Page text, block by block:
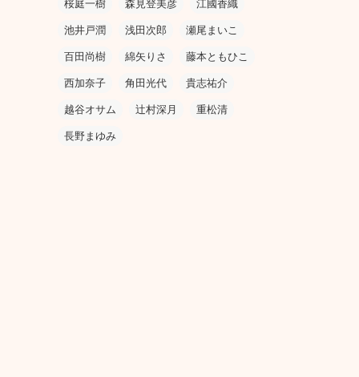
桜庭一樹 森見登美彦 江國香織
池井戸潤 浅田次郎 瀬尾まいこ
百田尚樹 綿矢りさ 藤本ともひこ
西加奈子 角田光代 貴志祐介
越谷オサム 辻村深月 重松清
長野まゆみ